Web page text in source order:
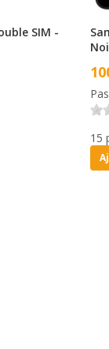
SIM -
15